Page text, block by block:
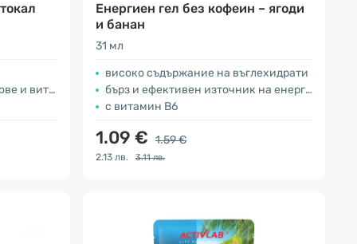
В6
Енергиен гел без кофеин – ягоди
и банан
31 мл
високо съдържание на въглехидрати
бърз и ефективен източник на енергия
с витамин B6
1.09 € 1.59 €
2.13 лв. 3.11 лв.